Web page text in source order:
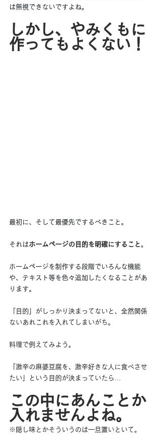
は無視できないですよね。
しかし、やみくもに
作ってもよくない！
最初に、そして最優先でするべきこと。
それはホームページの目的を明確にすること 。
ホームページを制作する段階でいろんな機能
や、テキスト等を色々追加したくなることがあ
ります。
「目的」がしっかり決まってないと、全然関係
ないあれこれを入れてしまいがち。
料理で例えてみよう。
「激辛の麻婆豆腐を、激辛好きな人に食べさせ
たい」という目的が決まっていたら…
この中にあんことか
入れませんよね。
※隠し味とかそういうのは一旦置いといて。